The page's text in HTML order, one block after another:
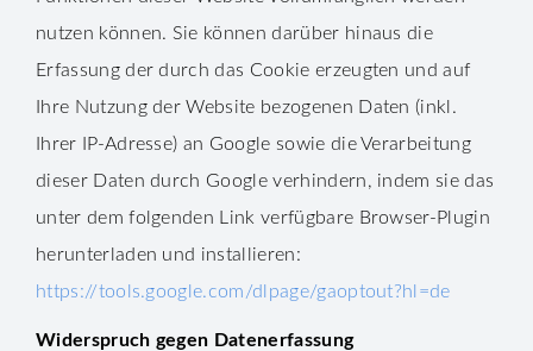
nutzen können. Sie können darüber hinaus die
Erfassung der durch das Cookie erzeugten und auf
Ihre Nutzung der Website bezogenen Daten (inkl.
Ihrer IP-Adresse) an Google sowie die Verarbeitung
dieser Daten durch Google verhindern, indem sie das
unter dem folgenden Link verfügbare Browser-Plugin
herunterladen und installieren:
https://tools.google.com/dlpage/gaoptout?hl=de
Widerspruch gegen Datenerfassung